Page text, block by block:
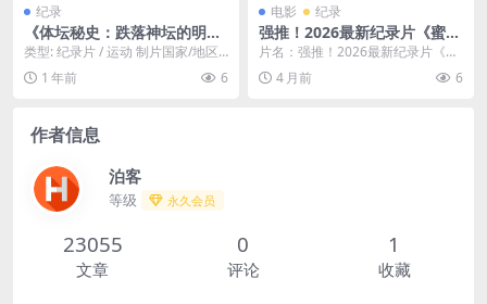
纪录
《体坛秘史：跌落神坛的明星
四分卫》百度云网盘夸克下载.
阿里云盘.中字.(2025)
类型: 纪录片 / 运动 制片国家/地区:
美国 资源下载：体坛秘史：跌落神
坛的...1 年前 6
电影 纪录
强推！2026最新纪录片《蜜蜂
的秘密》美国冒险电影全集资
源 中字版 高清自取
片名：强推！2026最新纪录片《蜜
蜂的秘密》美国冒险电影全集资源
中字版 高清自...
4 月前 6
作者信息
泊客
等级 永久会员
23055
文章
0
评论
1
收藏